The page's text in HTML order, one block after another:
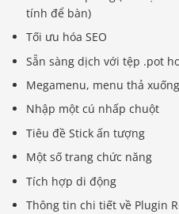
tính để bàn)
Tối ưu hóa SEO
Sẵn sàng dịch với tệp .pot
Megamenu, menu thả
Nhập một cú nhấp chuột
Tiêu đề Stick ấn tượng
Một số trang chức năng
Tích hợp di động
Thông tin chi tiết về Plugin